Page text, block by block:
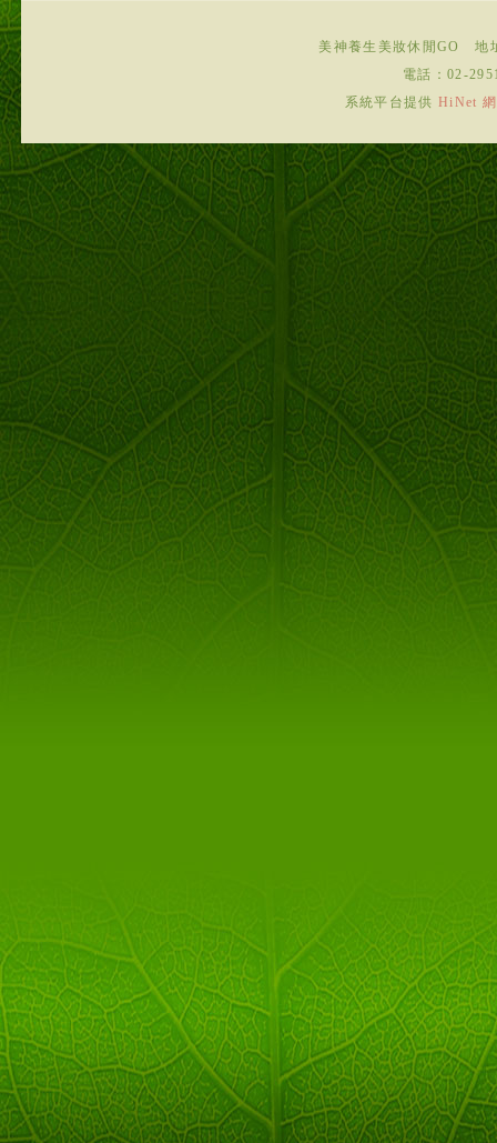
美神養生美妝休閒GO
地
電話： 02-
系統平台提供HiNet